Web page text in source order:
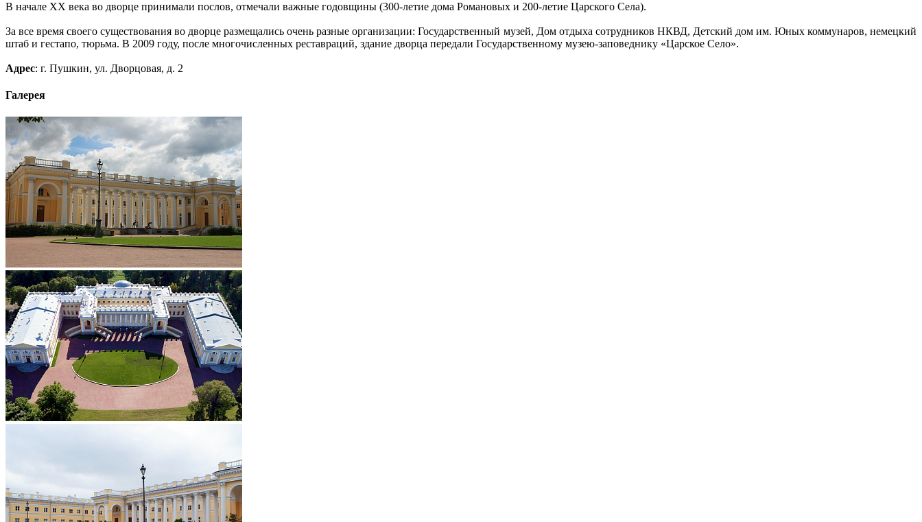
В начале ХХ века во дворце принимали послов, отмечали важные годовщины (300-летие дома Романовых и 200-летие Царского Села).
За все время своего существования во дворце размещались очень разные организации: Государственный музей, Дом отдыха сотрудников НКВД, Детский дом им. Юных коммунаров, немецкий
штаб и гестапо, тюрьма. В 2009 году, после многочисленных реставраций, здание дворца передали Государственному музею-заповеднику «Царское Село».
Адрес: г. Пушкин, ул. Дворцовая, д. 2
Галерея